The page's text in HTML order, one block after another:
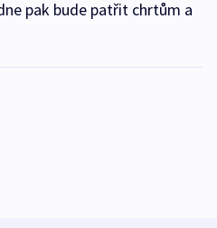
pak bude patřit chrtům a